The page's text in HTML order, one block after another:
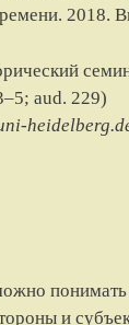
2018.
aud. 229)
понимать
и